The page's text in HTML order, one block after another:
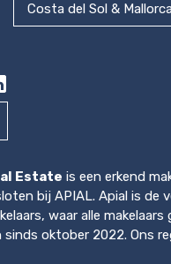
Costa del Sol & Mallorca
Estate is een erkend
bij APIAL. Apial is de
waar alle makelaars
sinds oktober 2022. Ons